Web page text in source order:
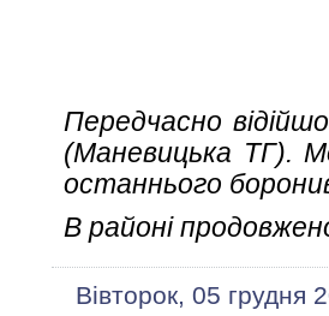
Передчасно
(Маневицька ТГ).
останнього
В районі
Вівторок, 05 грудня